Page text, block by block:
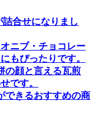
合せになりまし
ニブ・チョコレー
もぴったりです。
の顔と言える瓦煎
です。
できるおすすめの商